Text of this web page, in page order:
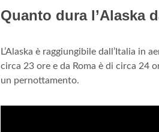
Quanto dura l’Alaska
L’Alaska è raggiungibile dall’Italia in
circa 23 ore e da Roma è di circa 24
un pernottamento.